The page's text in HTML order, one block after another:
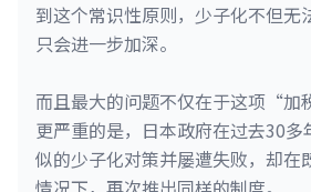
到这个常识性原则，少子化不但无
只会进一步加深。
而且最大的问题不仅在于这项“加
更严重的是，日本政府在过去30多
似的少子化对策并屡遭失败，却在